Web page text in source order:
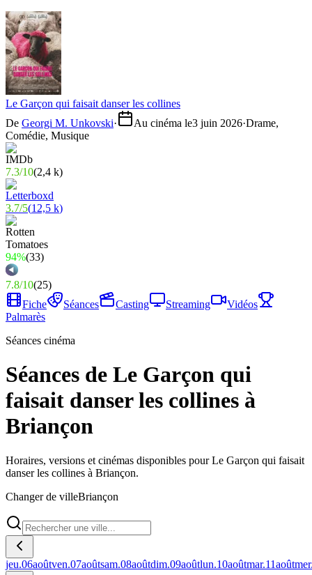
Le Garçon qui faisait danser les collines
De Georgi M. Unkovski· Au cinéma le3 juin 2026·Drame,
Comédie, Musique
7.3/10(2,4 k)
3.7/5(12,5 k)
94%(33)
7.8/10(25)
Fiche
Séances Casting Streaming
Vidéos
Palmarès
Séances cinéma
Séances de Le Garçon qui
faisait danser les collines à
Briançon
Horaires, versions et cinémas disponibles pour Le Garçon qui faisait
danser les collines à Briançon.
Changer de villeBriançon
jeu.06aoûtven.07aoûtsam.08aoûtdim.09aoûtlun.10aoûtmar.11août